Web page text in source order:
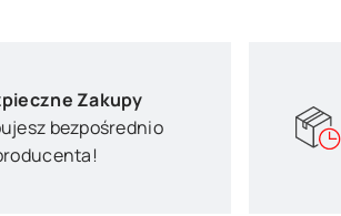
Zakupy
bezpośrednio